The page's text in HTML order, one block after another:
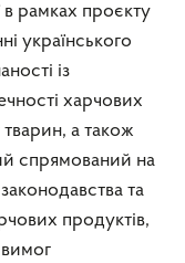
в рамках проєкту
українського
із
харчових
а також
спрямований на
та
продуктів,